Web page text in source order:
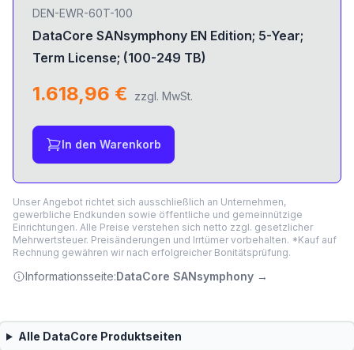
DEN-EWR-60T-100
DataCore SANsymphony EN Edition; 5-Year;
Term License; (100-249 TB)
1.618,96 € zzgl. MwSt.
In den Warenkorb
Unser Angebot richtet sich ausschließlich an Unternehmen,
gewerbliche Endkunden sowie öffentliche und gemeinnützige
Einrichtungen. Alle Preise verstehen sich netto zzgl. gesetzlicher
Mehrwertsteuer. Preisänderungen und Irrtümer vorbehalten. *Kauf auf
Rechnung gewähren wir nach erfolgreicher Bonitätsprüfung.
Informationsseite:DataCore SANsymphony →
Alle DataCore Produktseiten